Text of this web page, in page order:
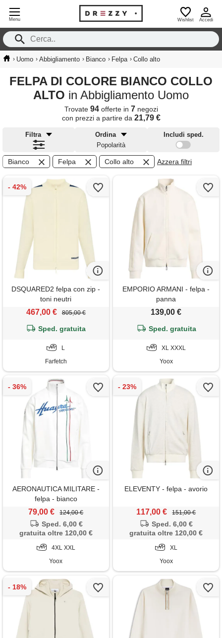
Menu Wishlist Accedi
› Uomo › Abbigliamento › Bianco › Felpa › Collo alto
FELPA DI COLORE BIANCO COLLO
ALTO in Abbigliamento Uomo
Trovate 94offerte in 7negozi
con prezzi a partire da 21,79 €
Filtra
Ordina
Popolarità
Includi sped.
Bianco Felpa Collo alto Azzera filtri
DSQUARED2 felpa con zip -
toni neutri
467,00 € 805,00 €
Sped. gratuita
L
Farfetch
EMPORIO ARMANI - felpa -
panna
139,00 €
Sped. gratuita
XL XXXL
Yoox
AERONAUTICA MILITARE -
felpa - bianco
79,00 € 124,00 €
Sped. 6,00 €
gratuita oltre 120,00 €
4XL XXL
Yoox
ELEVENTY - felpa - avorio
117,00 € 151,00 €
Sped. 6,00 €
gratuita oltre 120,00 €
XL
Yoox